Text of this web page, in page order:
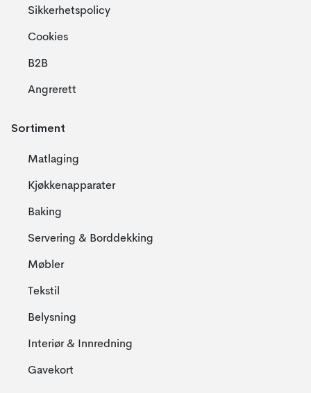
Sikkerhetspolicy
Cookies
B2B
Angrerett
Sortiment
Matlaging
Kjøkkenapparater
Baking
Servering & Borddekking
Møbler
Tekstil
Belysning
Interiør & Innredning
Gavekort